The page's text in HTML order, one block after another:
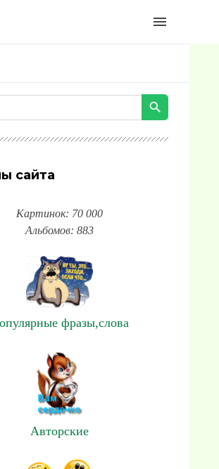
menu
сайта
Картинок: 70 000
Альбомов: 883
фразы,слова
Авторские